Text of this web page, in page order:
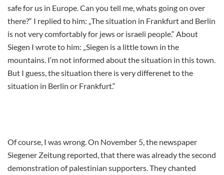
safe for us in Europe. Can you tell me, whats going on over
there?“ I replied to him: „The situation in Frankfurt and Berlin
is not very comfortably for jews or israeli people.“ About
Siegen I wrote to him: „Siegen is a little town in the
mountains. I‘m not informed about the situation in this town.
But I guess, the situation there is very differenet to the
situation in Berlin or Frankfurt.“
Of course, I was wrong. On November 5, the newspaper
Siegener Zeitung reported, that there was already the second
demonstration of palestinian supporters. They chanted